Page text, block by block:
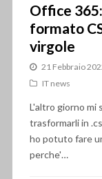
Office
formato
virgole
21 Febbraio
IT news
L'altro giorno mi
trasformarli in
ho potuto fare
perche'…